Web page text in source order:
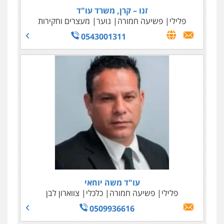
זנו – קרן, משרד עו"ד
פלילי
פשיעה חמורה נוער
מעצרים וחקירות
0543001311
עו"ד משה יוחאי
פלילי
פשיעה חמורה כלכלי
צווארון לבן
0509936616